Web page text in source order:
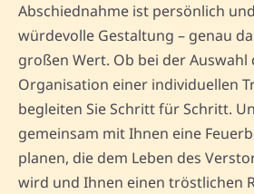
Abschiednahme ist persönlich
würdevolle Gestaltung – genau
großen Wert. Ob bei der
Organisation einer individuellen
begleiten Sie Schritt für Schritt.
gemeinsam mit Ihnen eine
planen, die dem Leben des
wird und Ihnen einen tröstlichen